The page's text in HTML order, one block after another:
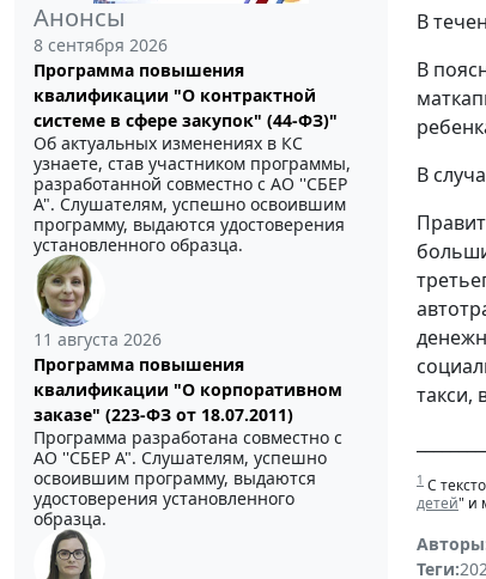
Анонсы
8 сентября 2026
Программа повышения
квалификации "О контрактной
системе в сфере закупок" (44-ФЗ)"
Об актуальных изменениях в КС
узнаете, став участником программы,
разработанной совместно с АО ''СБЕР
А". Слушателям, успешно освоившим
программу, выдаются удостоверения
установленного образца.
11 августа 2026
Программа повышения
квалификации "О корпоративном
заказе" (223-ФЗ от 18.07.2011)
Программа разработана совместно с
АО ''СБЕР А". Слушателям, успешно
освоившим программу, выдаются
удостоверения установленного
образца.
В
В
В
такси,
1 С
детей" и
Теги: